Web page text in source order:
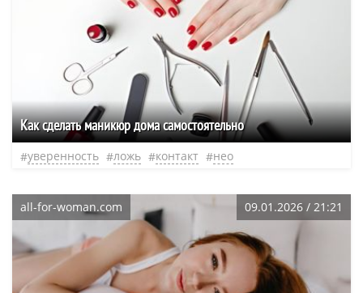
Как сделать маникюр дома самостоятельно
уверенность ложь контакт нео
all-for-woman.com 09.01.2026 / 21:21